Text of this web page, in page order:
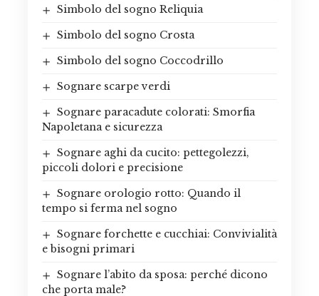
Simbolo del sogno Reliquia
Simbolo del sogno Crosta
Simbolo del sogno Coccodrillo
Sognare scarpe verdi
Sognare paracadute colorati: Smorfia
Napoletana e sicurezza
Sognare aghi da cucito: pettegolezzi,
piccoli dolori e precisione
Sognare orologio rotto: Quando il
tempo si ferma nel sogno
Sognare forchette e cucchiai: Convivialità
e bisogni primari
Sognare l’abito da sposa: perché dicono
che porta male?